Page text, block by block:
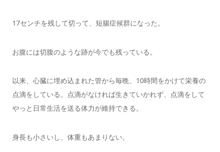
17センチを残して切って、短腸症候群になった。
お腹には切腹のような跡が今でも残っている。
以来、心臓に埋め込まれた管から毎晩、10時間をかけて栄養の
点滴をしている。点滴がなければ生きていかれず、点滴をして
やっと日常生活を送る体力が維持できる。
身長も小さいし、体重もあまりない。